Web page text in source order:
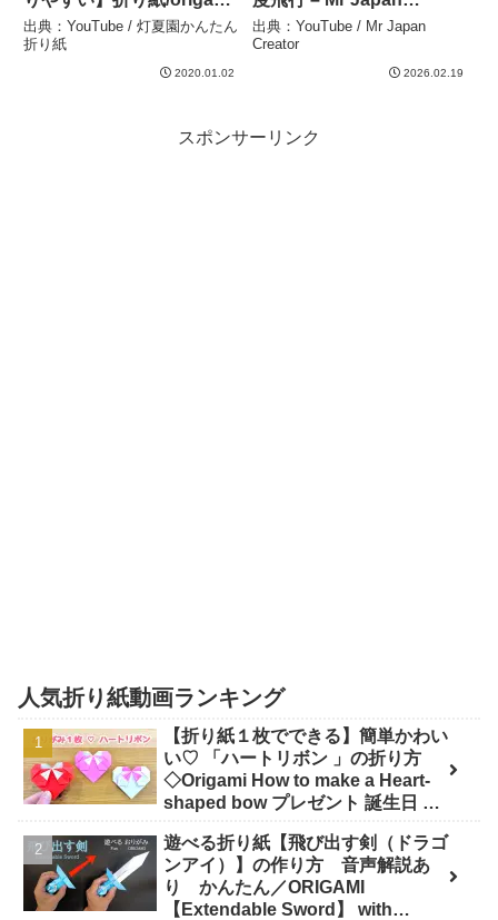
灯夏園 – 灯夏園かんたん折
り紙
出典：YouTube / 灯夏園かんたん
折り紙
2020.01.02
Creator
出典：YouTube / Mr Japan
Creator
2026.02.19
スポンサーリンク
人気折り紙動画ランキング
【折り紙１枚でできる】簡単かわい
い♡ 「ハートリボン 」の折り方
◇Origami How to make a Heart-
shaped bow プレゼント 誕生日 母
がみぷらざ Origami-plaza
遊べる折り紙【飛び出す剣（ドラゴ
ンアイ）】の作り方 音声解説あ
り かんたん／ORIGAMI
【Extendable Sword】 with